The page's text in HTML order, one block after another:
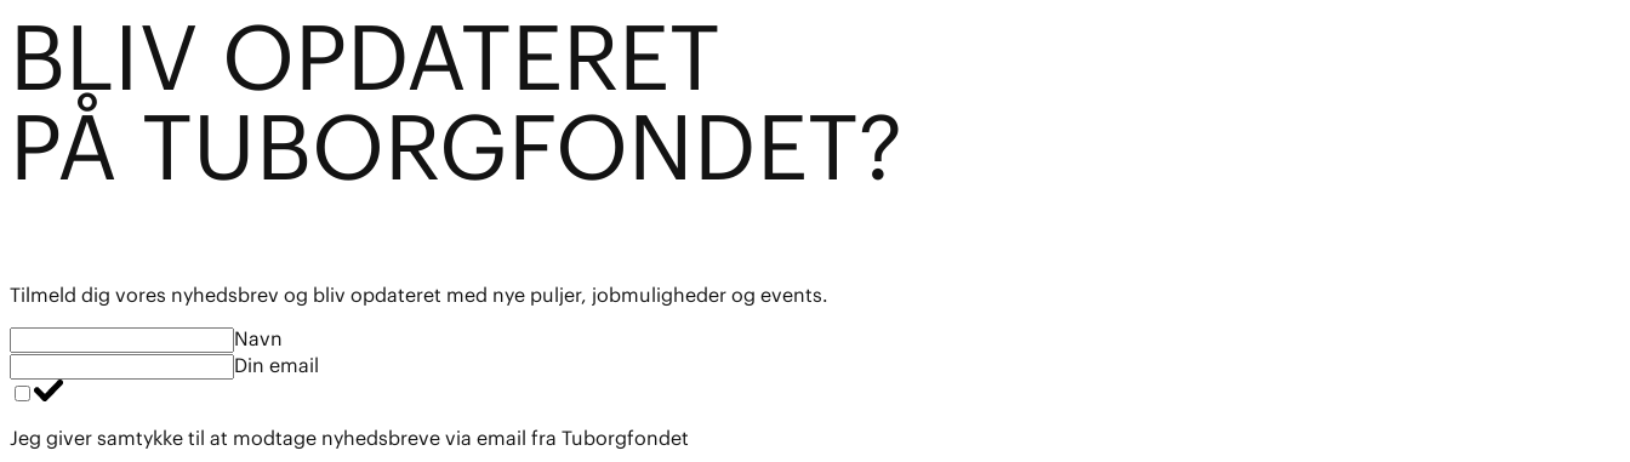
BLIV OPDATERET
PÅ TUBORGFONDET?
Tilmeld dig vores nyhedsbrev og bliv opdateret med nye puljer, jobmuligheder og events.
Navn
Din email
Jeg giver samtykke til at modtage nyhedsbreve via email fra Tuborgfondet